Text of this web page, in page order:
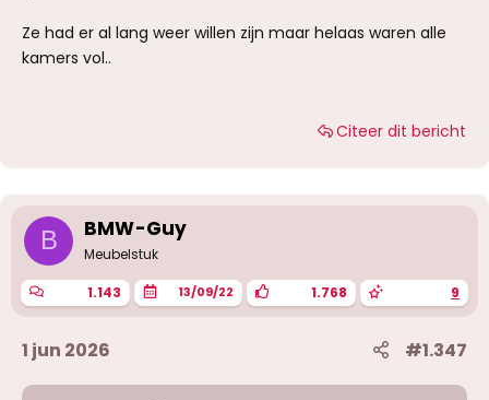
Ze had er al lang weer willen zijn maar helaas waren alle
kamers vol..
Citeer dit bericht
B BMW-Guy
Meubelstuk
1.143 13/09/22 1.768 9
1 jun 2026 #1.347